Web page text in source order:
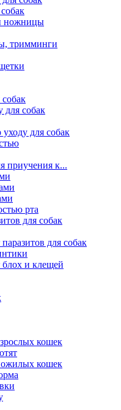
ножницы
тримминги
для собак
для собак
приучения к...
рта
для собак
для собак
блох и клещей
кошек
кошек